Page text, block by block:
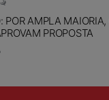
POR AMPLA
PROPOSTA